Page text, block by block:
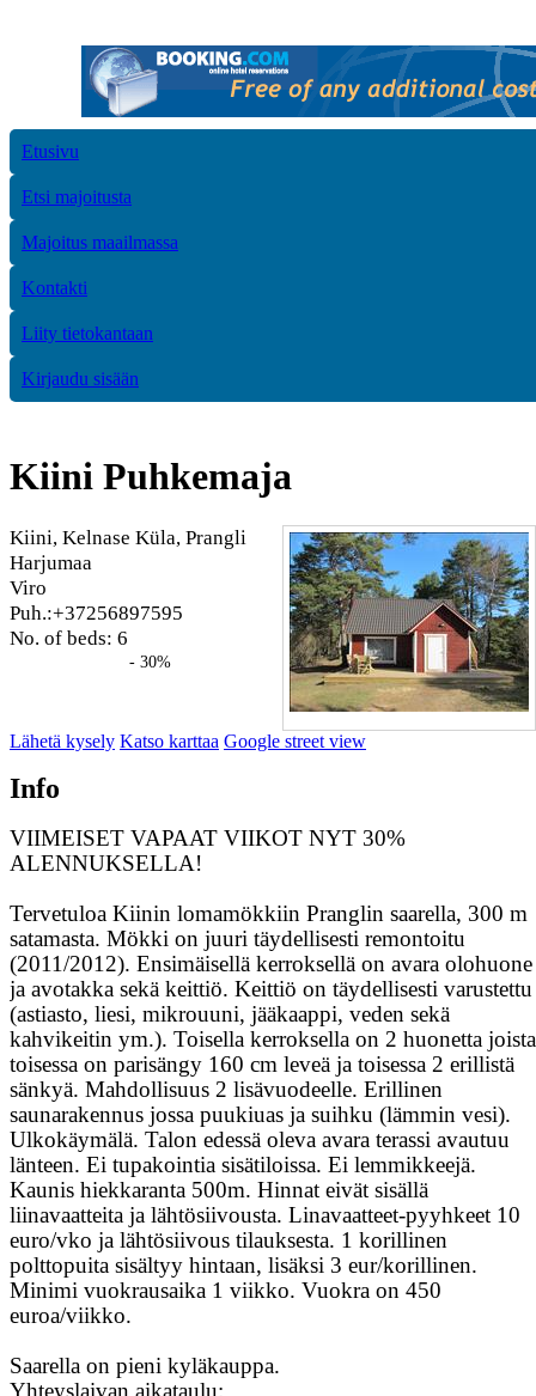
Etusivu
Etsi majoitusta
Majoitus maailmassa
Kontakti
Liity tietokantaan
Kirjaudu sisään
Kiini Puhkemaja
Kiini, Kelnase Küla, Prangli
Harjumaa
Viro
Puh.:+37256897595
No. of beds: 6
- 30%
Lähetä kysely Katso karttaa Google street view
Info
VIIMEISET VAPAAT VIIKOT NYT 30%
ALENNUKSELLA!
Tervetuloa Kiinin lomamökkiin Pranglin saarella, 300 m
satamasta. Mökki on juuri täydellisesti remontoitu
(2011/2012). Ensimäisellä kerroksellä on avara olohuone
ja avotakka sekä keittiö. Keittiö on täydellisesti varustettu
(astiasto, liesi, mikrouuni, jääkaappi, veden sekä
kahvikeitin ym.). Toisella kerroksella on 2 huonetta joista
toisessa on parisängy 160 cm leveä ja toisessa 2 erillistä
sänkyä. Mahdollisuus 2 lisävuodeelle. Erillinen
saunarakennus jossa puukiuas ja suihku (lämmin vesi).
Ulkokäymälä. Talon edessä oleva avara terassi avautuu
länteen. Ei tupakointia sisätiloissa. Ei lemmikkeejä.
Kaunis hiekkaranta 500m. Hinnat eivät sisällä
liinavaatteita ja lähtösiivousta. Linavaatteet-pyyhkeet 10
euro/vko ja lähtösiivous tilauksesta. 1 korillinen
polttopuita sisältyy hintaan, lisäksi 3 eur/korillinen.
Minimi vuokrausaika 1 viikko. Vuokra on 450
euroa/viikko.
Saarella on pieni kyläkauppa.
Yhteyslaivan aikataulu: